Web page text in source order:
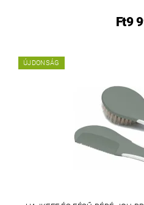
Ft9
ÚJDONSÁG